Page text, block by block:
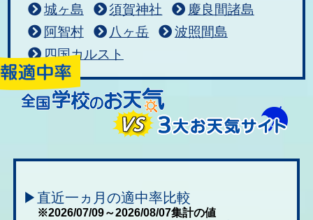
城ヶ島
須賀神社
慶良間諸島
阿智村
八ヶ岳
波照間島
四国カルスト
▶直近一ヵ月の適中率比較
※2026/07/09～2026/08/07集計の値